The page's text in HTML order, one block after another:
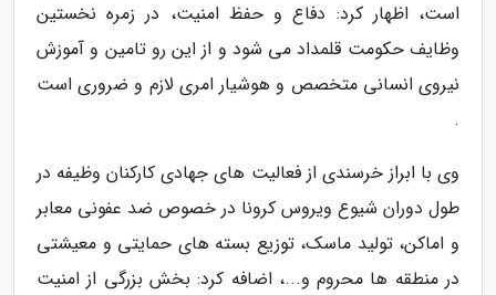
است، اظهار کرد: دفاع و حفظ امنیت، در زمره نخستین
وظایف حکومت قلمداد می شود و از این رو تامین و آموزش
نیروی انسانی متخصص و هوشیار امری لازم و ضروری است
.
وی با ابراز خرسندی از فعالیت های جهادی کارکنان وظیفه در
طول دوران شیوع ویروس کرونا در خصوص ضد عفونی معابر
و اماکن، تولید ماسک، توزیع بسته های حمایتی و معیشتی
در منطقه ها محروم و...، اضافه کرد: بخش بزرگی از امنیت